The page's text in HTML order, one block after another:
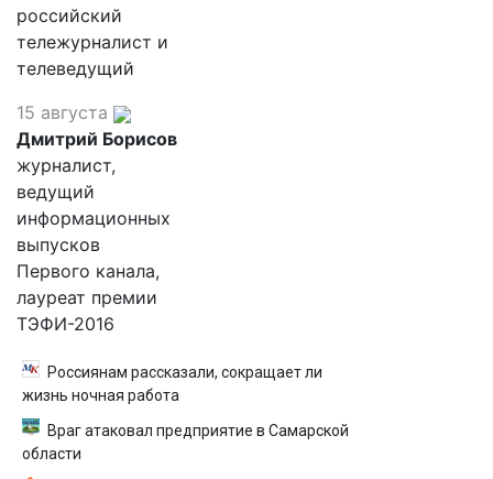
российский
тележурналист и
телеведущий
15 августа
Дмитрий Борисов
журналист,
ведущий
информационных
выпусков
Первого канала,
лауреат премии
ТЭФИ-2016
Россиянам рассказали, сокращает ли
жизнь ночная работа
Враг атаковал предприятие в Самарской
области